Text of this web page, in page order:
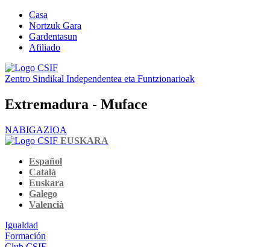
Casa
Nortzuk Gara
Gardentasun
Afiliado
Zentro Sindikal Independentea eta Funtzionarioak
Extremadura - Muface
NABIGAZIOA
EUSKARA
Español
Català
Euskara
Galego
Valencià
Igualdad
Formación